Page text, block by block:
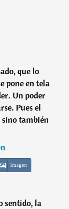
que lo
pone en tela
Un poder
Pues el
sino también
Imagen
sentido, la